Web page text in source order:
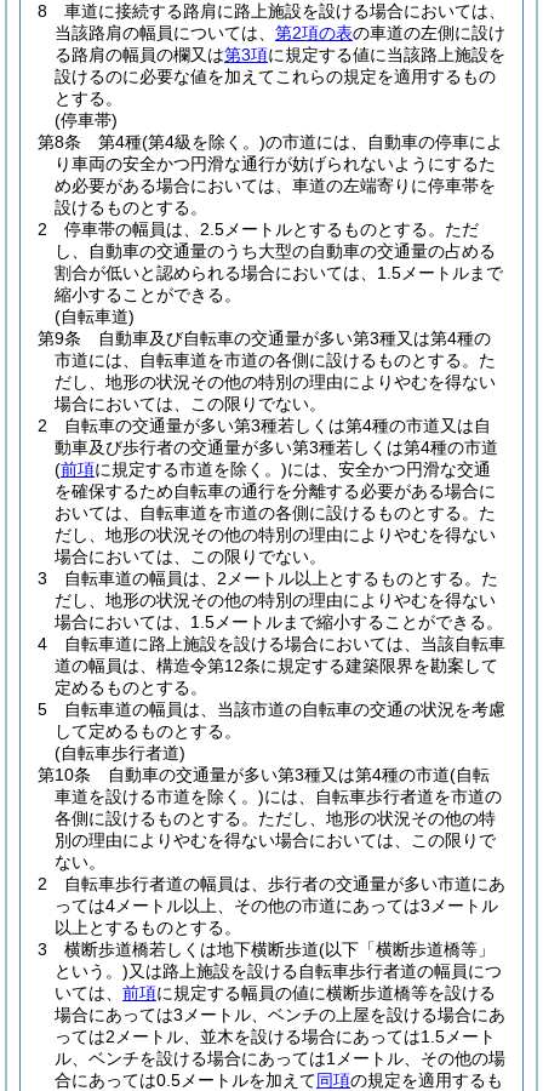
8
車道に接続する路肩に路上施設を設ける場合においては、
当該路肩の幅員については、 第2項の表の車道の左側に設け
る路肩の幅員の欄又は第3項に規定する値に当該路上施設を
設けるのに必要な値を加えてこれらの規定を適用するもの
とする。
(停車帯)
第8条
第4種(第4級を除く。)の市道には、自動車の停車によ
り車両の安全かつ円滑な通行が妨げられないようにするた
め必要がある場合においては、車道の左端寄りに停車帯を
設けるものとする。
2
停車帯の幅員は、2.5メートルとするものとする。 ただ
し、自動車の交通量のうち大型の自動車の交通量の占める
割合が低いと認められる場合においては、1.5メートルまで
縮小することができる。
(自転車道)
第9条
自動車及び自転車の交通量が多い第3種又は第4種の
市道には、自転車道を市道の各側に設けるものとする。 た
だし、地形の状況その他の特別の理由によりやむを得ない
場合においては、この限りでない。
2
自転車の交通量が多い第3種若しくは第4種の市道又は自
動車及び歩行者の交通量が多い第3種若しくは第4種の市道
(前項に規定する市道を除く。)には、安全かつ円滑な交通
を確保するため自転車の通行を分離する必要がある場合に
おいては、自転車道を市道の各側に設けるものとする。 た
だし、地形の状況その他の特別の理由によりやむを得ない
場合においては、この限りでない。
3
自転車道の幅員は、2メートル以上とするものとする。 た
だし、地形の状況その他の特別の理由によりやむを得ない
場合においては、1.5メートルまで縮小することができる。
4
自転車道に路上施設を設ける場合においては、当該自転車
道の幅員は、構造令第12条に規定する建築限界を勘案して
定めるものとする。
5
自転車道の幅員は、当該市道の自転車の交通の状況を考慮
して定めるものとする。
(自転車歩行者道)
第10条
自動車の交通量が多い第3種又は第4種の市道(自転
車道を設ける市道を除く。)には、自転車歩行者道を市道の
各側に設けるものとする。 ただし、地形の状況その他の特
別の理由によりやむを得ない場合においては、この限りで
ない。
2
自転車歩行者道の幅員は、歩行者の交通量が多い市道にあ
っては4メートル以上、その他の市道にあっては3メートル
以上とするものとする。
3
横断歩道橋若しくは地下横断歩道(以下「横断歩道橋等」
という。)又は路上施設を設ける自転車歩行者道の幅員につ
いては、 前項に規定する幅員の値に横断歩道橋等を設ける
場合にあっては3メートル、ベンチの上屋を設ける場合にあ
っては2メートル、並木を設ける場合にあっては1.5メート
ル、ベンチを設ける場合にあっては1メートル、その他の場
合にあっては0.5メートルを加えて同項の規定を適用するも